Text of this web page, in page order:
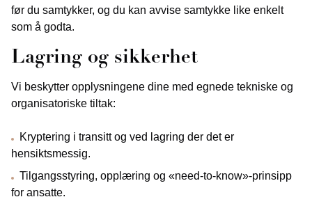
før du samtykker, og du kan avvise samtykke like enkelt
som å godta.
Lagring og sikkerhet
Vi beskytter opplysningene dine med egnede tekniske og
organisatoriske tiltak:
Kryptering i transitt og ved lagring der det er
hensiktsmessig.
Tilgangsstyring, opplæring og «need-to-know»-prinsipp
for ansatte.